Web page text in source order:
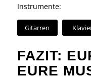
Instrumente:
Gitarren
FAZIT:
EURE